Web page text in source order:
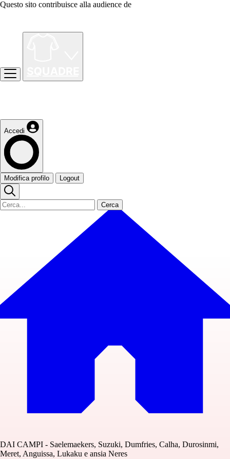
Questo sito contribuisce alla audience de
Accedi
Modifica profilo Logout
Cerca
DAI CAMPI - Saelemaekers, Suzuki, Dumfries, Calha, Durosinmi,
Meret, Anguissa, Lukaku e ansia Neres